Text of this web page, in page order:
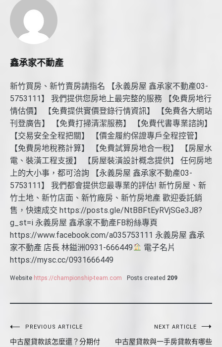
鑫承家不動產
新竹買房、新竹賣房請指名 【永義房屋 鑫承家不動產03-
5753111】 我們提供您房地上最完整的服務 【免費房地行
情估價】 【免費提供實價登錄行情資訊】 【免費各大網站
刊登廣告】 【免費打掃清潔服務】 【免費代書專業諮詢】
【交易安全全程把關】 【價金履約保證專戶全程控管】
【免費房地稅務計算】 【免費試算房地合一稅】 【房屋水
電、裝潢工程支援】 【房屋裝潢設計概念提供】 任何房地
上的大小事，都可洽詢 【永義房屋 鑫承家不動產03-
5753111】 我們都會提供您最專業的評估! 新竹房屋、新
竹土地、新竹店面、新竹廠房、新竹房地產 歡迎委託銷
售，快速成交 https://posts.gle/NtBBFtEyRVjSGe3J8?
g_st=i 永義房屋 鑫承家不動產FB粉絲專頁
https://www.facebook.com/a035753111 永義房屋 鑫承
家不動產 店長 林鎰洲0931-666449
電子名片
https://mysc.cc/0931666449
Website https://championship-team.com Posts created 209
文
PREVIOUS ARTICLE
中古屋貸款該怎麼還？分期付
NEXT ARTICLE
中古屋貸款與一手房貸款有哪些